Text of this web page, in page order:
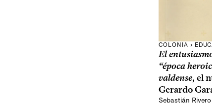
COLONIA ›
El entusiasmo
“época
valdense, el
Gerardo
Sebastián Rivero